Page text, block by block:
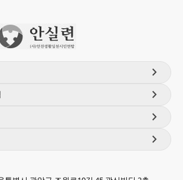
chevron_right
chevron_right
chevron_right
chevron_right